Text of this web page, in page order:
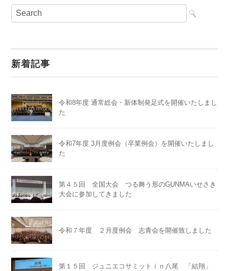
新着記事
令和8年度 通常総会・新体制発足式を開催いたしまし
た
令和7年度 3月度例会（卒業例会）を開催いたしまし
た
第４５回 全国大会 つる舞う形のGUNMAいせさき
大会に参加してきました
令和７年度 ２月度例会 志青会を開催致しました
第１５回 ジュニエコサミットｉｎ八尾 「結翔」